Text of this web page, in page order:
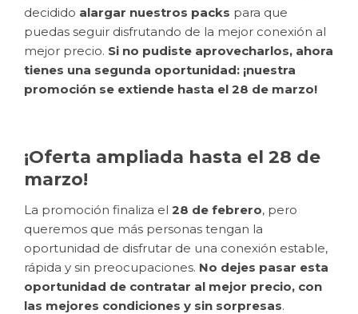
decidido alargar nuestros packs para que
puedas seguir disfrutando de la mejor conexión al
mejor precio. Si no pudiste aprovecharlos, ahora
tienes una segunda oportunidad: ¡nuestra
promoción se extiende hasta el 28 de marzo!
¡Oferta ampliada hasta el 28 de
marzo!
La promoción finaliza el 28 de febrero, pero
queremos que más personas tengan la
oportunidad de disfrutar de una conexión estable,
rápida y sin preocupaciones. No dejes pasar esta
oportunidad de contratar al mejor precio, con
las mejores condiciones y sin sorpresas.